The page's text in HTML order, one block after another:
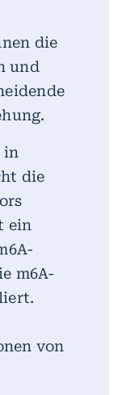
die
und
in
die
ein
m6A-
von